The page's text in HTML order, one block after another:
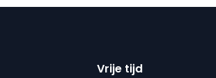
Vrije tijd